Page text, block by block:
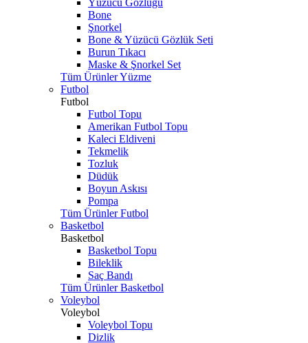
Yüzücü Gözlüğü
Bone
Şnorkel
Bone & Yüzücü Gözlük Seti
Burun Tıkacı
Maske & Şnorkel Set
Tüm Ürünler Yüzme
Futbol
Futbol
Futbol Topu
Amerikan Futbol Topu
Kaleci Eldiveni
Tekmelik
Tozluk
Düdük
Boyun Askısı
Pompa
Tüm Ürünler Futbol
Basketbol
Basketbol
Basketbol Topu
Bileklik
Saç Bandı
Tüm Ürünler Basketbol
Voleybol
Voleybol
Voleybol Topu
Dizlik